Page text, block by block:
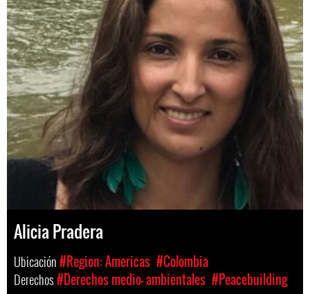
Alicia Pradera
Ubicación#Region: Americas #Colombia
Derechos#Derechos medio- ambientales #Peacebuilding